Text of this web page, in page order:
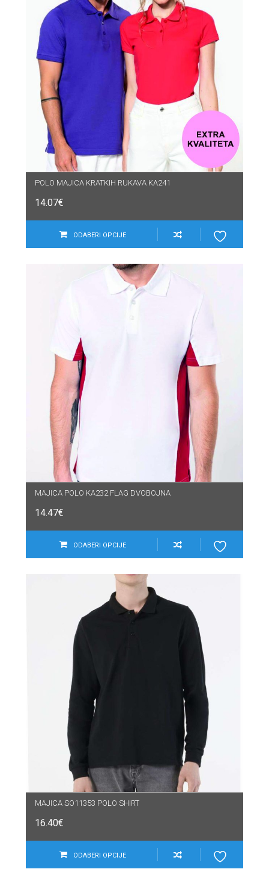
POLO MAJICA KRATKIH RUKAVA KA241
14.07€
ODABERI OPCIJE
MAJICA POLO KA232 FLAG DVOBOJNA
14.47€
ODABERI OPCIJE
MAJICA SO11353 POLO SHIRT
16.40€
ODABERI OPCIJE